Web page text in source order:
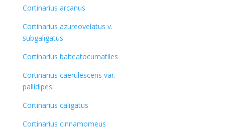
Cortinarius arcanus
Cortinarius azureovelatus v.
subgaligatus
Cortinarius balteatocumatiles
Cortinarius caerulescens var.
pallidipes
Cortinarius caligatus
Cortinarius cinnamomeus